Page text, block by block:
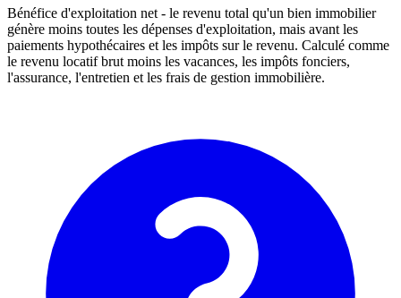
Bénéfice d'exploitation net - le revenu total qu'un bien immobilier
génère moins toutes les dépenses d'exploitation, mais avant les
paiements hypothécaires et les impôts sur le revenu. Calculé comme
le revenu locatif brut moins les vacances, les impôts fonciers,
l'assurance, l'entretien et les frais de gestion immobilière.